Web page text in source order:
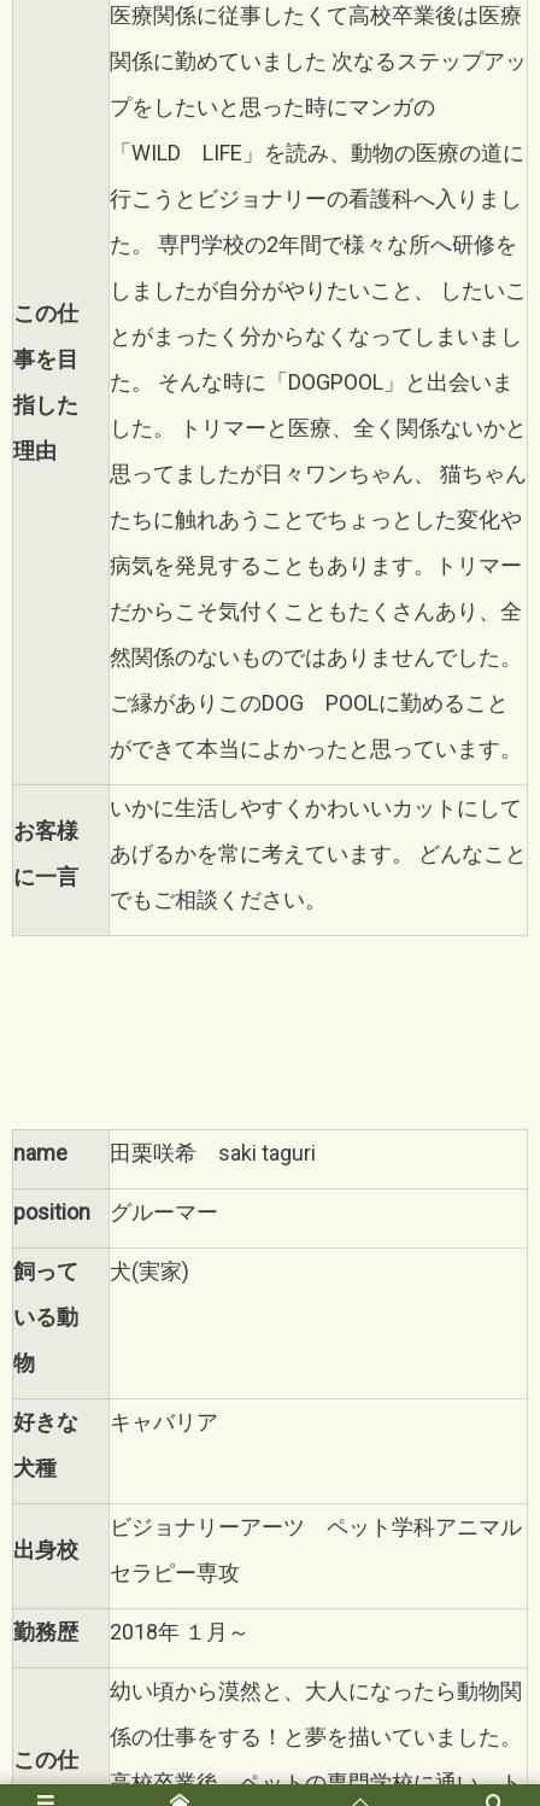
この仕
事を目
指した
理由
医療関係に従事したくて高校卒業後は医療
関係に勤めていました 次なるステップアッ
プをしたいと思った時にマンガの
「WILD LIFE」を読み、 動物の医療の道に
行こうとビジョナリーの看護科へ入りまし
た。
専門学校の2年間で様々な所へ研修を
しましたが自分がやりたいこと、
したいこ
とがまったく分からなくなってしまいまし
た。
そんな時に「DOGPOOL」と出会いま
した。
トリマーと医療、全く関係ないかと
思ってましたが日々ワンちゃん、
猫ちゃん
たちに触れあうことでちょっとした変化や
病気を発見することもあります。
トリマー
だからこそ気付くこともたくさんあり、全
然関係のないものではありませんでした。
ご縁がありこのDOG POOLに勤めること
ができて本当によかったと思っています。
お客様
に一言
いかに生活しやすくかわいいカットにして
あげるかを常に考えています。
どんなこと
でもご相談ください。
name 田栗咲希 saki taguri
position グルーマー
飼って
いる動
物
犬(実家)
好きな
犬種
キャバリア
出身校
ビジョナリーアーツ ペット学科アニマル
セラピー専攻
勤務歴 2018年 １月～
この仕
幼い頃から漠然と、大人になったら動物関
係の仕事をする！と夢を描いていました。
高校卒業後、ペットの専門学校に通い、ト